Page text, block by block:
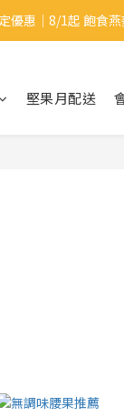
優惠｜8/1起 飽食
優惠｜8/1起 飽食
中秋禮盒優惠
堅果月配送